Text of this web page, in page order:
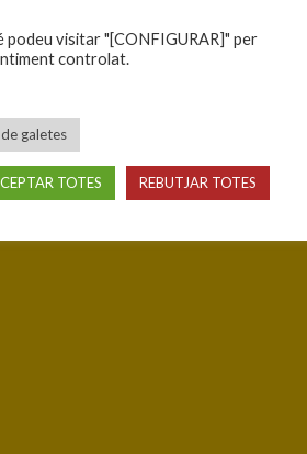
podeu visitar "[CONFIGURAR]" per
controlat.
galetes
TOTES REBUTJAR TOTES